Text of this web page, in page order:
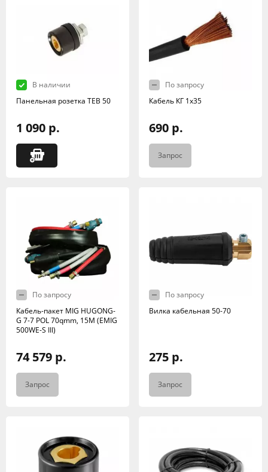
В наличии
Панельная розетка TEB 50
1 090 р.
По запросу
Кабель КГ 1х35
690 р.
Запрос
По запросу
Кабель-пакет MIG HUGONG-
G 7-7 POL 70qmm, 15M (EMIG
500WE-S III)
74 579 р.
Запрос
По запросу
Вилка кабельная 50-70
275 р.
Запрос